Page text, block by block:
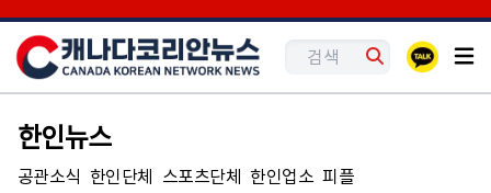
한인뉴스
공관소식 한인단체 스포츠단체 한인업소 피플